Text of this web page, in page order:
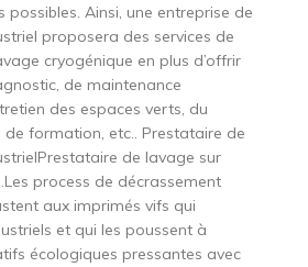
possibles. Ainsi, une entreprise de
proposera des services de
cryogénique en plus d’offrir
de maintenance
des espaces verts, du
formation, etc.. Prestataire de
de lavage sur
process de décrassement
aux imprimés vifs qui
et qui les poussent à
écologiques pressantes avec